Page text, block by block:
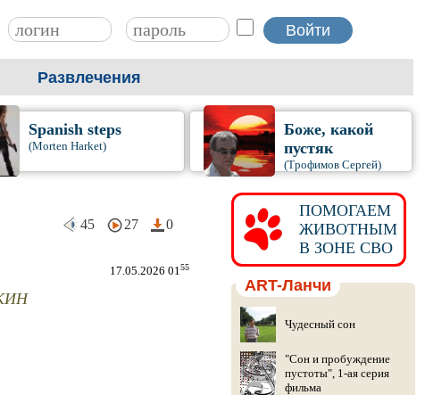
Развлечения
Spanish steps
(Morten Harket)
Боже, какой
пустяк
(Трофимов Сергей)
45 27 0
17.05.2026 0155
ПОМОГАЕМ
ЖИВОТНЫМ
В ЗОНЕ СВО
ART-Ланчи
Чудесный сон
"Сон и пробуждение
пустоты", 1-ая серия
фильма